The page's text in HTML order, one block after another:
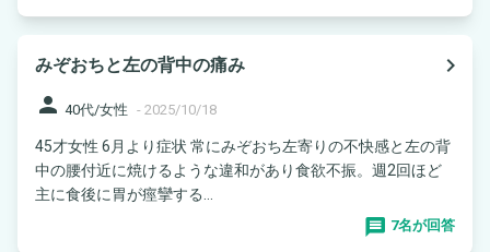
みぞおちと左の背中の痛み
navigate_next
person 40代/女性 - 2025/10/18
45才女性 6月より症状 常にみぞおち左寄りの不快感と左の背
中の腰付近に焼けるような違和があり食欲不振。週2回ほど
主に食後に胃が痙攣する...
7名が回答